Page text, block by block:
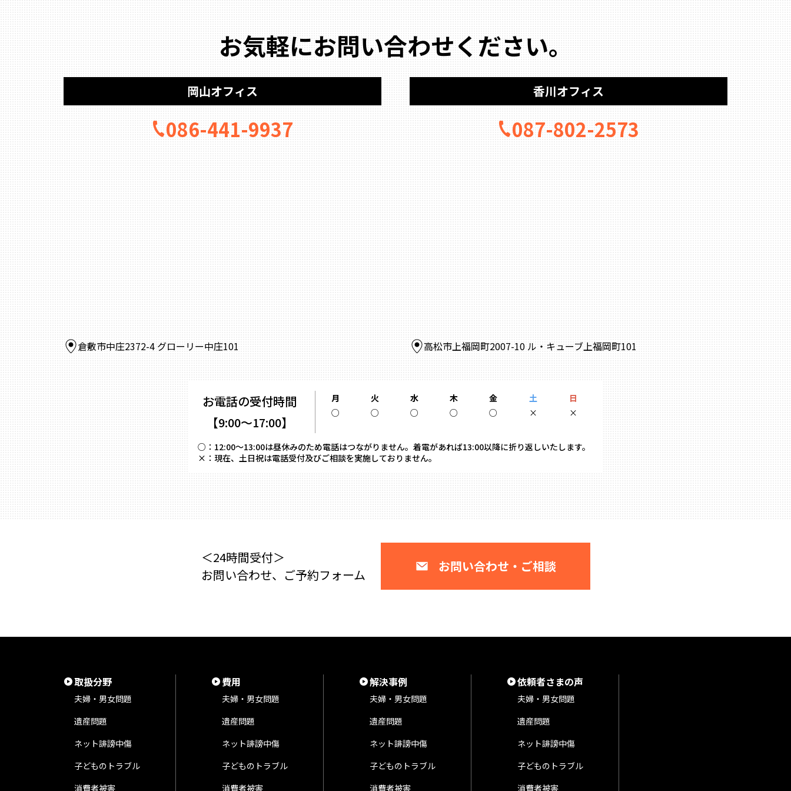
お気軽にお問い合わせください。
岡山オフィス
086-441-9937
倉敷市中庄2372-4 グローリー中庄101
香川オフィス
087-802-2573
高松市上福岡町2007-10 ル・キューブ上福岡町101
お電話の受付時間
【9:00～17:00】
月 火 水 木 金 土
日
○
○ ○ ○ ○ × ×
○： 12:00～13:00は昼休みのため電話はつながりません。着電があれば13:00以降に折り返しいたします。
×： 現在、土日祝は電話受付及びご相談を実施しておりません。
＜24時間受付＞
お問い合わせ、ご予約フォーム
お問い合わせ・ご相談
取扱分野
夫婦・男女問題
遺産問題
ネット誹謗中傷
子どものトラブル
消費者被害
費用
夫婦・男女問題
遺産問題
ネット誹謗中傷
子どものトラブル
消費者被害
解決事例
夫婦・男女問題
遺産問題
ネット誹謗中傷
子どものトラブル
消費者被害
依頼者さまの声
夫婦・男女問題
遺産問題
ネット誹謗中傷
子どものトラブル
消費者被害